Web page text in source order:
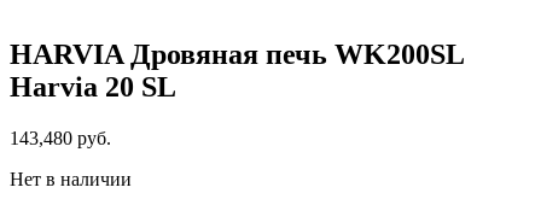
HARVIA Дровяная печь WK200SL
Harvia 20 SL
143,480 руб.
Нет в наличии